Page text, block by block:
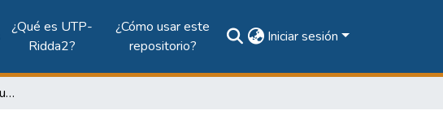
¿Qué es UTP-
Ridda2?
¿Cómo usar este
repositorio?
Iniciar sesión
Modelo De Movilidad Estudiantil: Mecanismos De Articulación Y Puntos Críticos Para La Política Pública